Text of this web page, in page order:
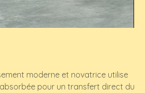
moderne et novatrice utilise
pour un transfert direct du